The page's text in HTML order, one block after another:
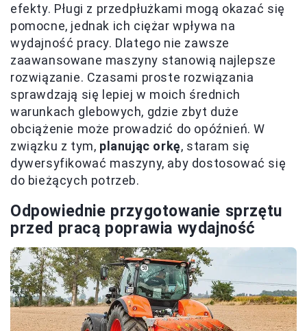
efekty. Pługi z przedpłużkami mogą okazać się
pomocne, jednak ich ciężar wpływa na
wydajność pracy. Dlatego nie zawsze
zaawansowane maszyny stanowią najlepsze
rozwiązanie. Czasami proste rozwiązania
sprawdzają się lepiej w moich średnich
warunkach glebowych, gdzie zbyt duże
obciążenie może prowadzić do opóźnień. W
związku z tym, planując orkę, staram się
dywersyfikować maszyny, aby dostosować się
do bieżących potrzeb.
Odpowiednie przygotowanie sprzętu
przed pracą poprawia wydajność